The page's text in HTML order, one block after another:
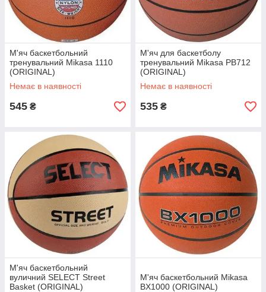
М'яч баскетбольний
тренувальний Mikasa 1110
(ORIGINAL)
Немає в наявності
545 ₴
М'яч для баскетболу
тренувальний Mikasa PB712
(ORIGINAL)
Немає в наявності
535 ₴
М'яч баскетбольний
вуличний SELECT Street
Basket (ORIGINAL)
М'яч баскетбольний Mikasa
BX1000 (ORIGINAL)